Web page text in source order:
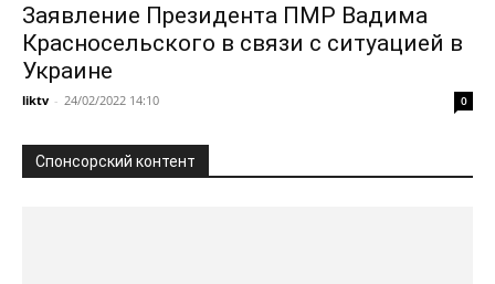
Заявление Президента ПМР Вадима
Красносельского в связи с ситуацией в
Украине
liktv - 24/02/2022 14:10 0
Спонсорский контент